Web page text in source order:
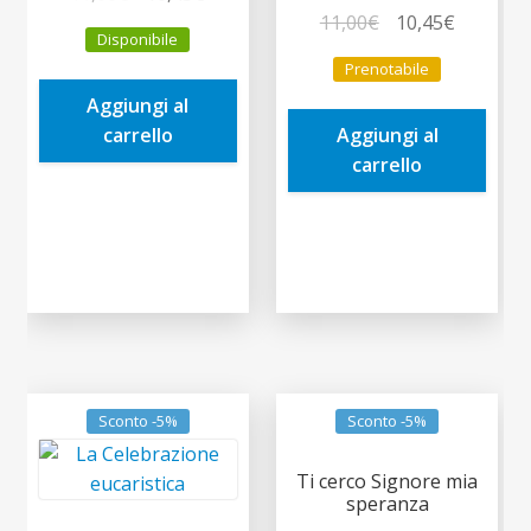
prezzo
originale
era:
11,00€.
è:
Disponibile
Aggiungi al
carrello
11,00€
prezzo
originale
era:
11,00€.
10,45€Il
è:
Prenotabile
Aggiungi al
carrello
Sconto -5% Sconto -5%
Ti cerco Signore mia
speranza